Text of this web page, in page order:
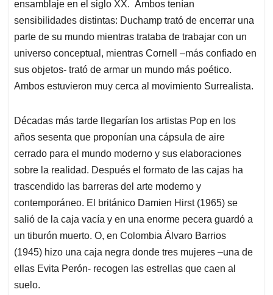
ensamblaje en el siglo XX. Ambos tenían
sensibilidades distintas: Duchamp trató de encerrar una
parte de su mundo mientras trataba de trabajar con un
universo conceptual, mientras Cornell –más confiado en
sus objetos- trató de armar un mundo más poético.
Ambos estuvieron muy cerca al movimiento Surrealista.
Décadas más tarde llegarían los artistas Pop en los
años sesenta que proponían una cápsula de aire
cerrado para el mundo moderno y sus elaboraciones
sobre la realidad. Después el formato de las cajas ha
trascendido las barreras del arte moderno y
contemporáneo. El británico Damien Hirst (1965) se
salió de la caja vacía y en una enorme pecera guardó a
un tiburón muerto. O, en Colombia Álvaro Barrios
(1945) hizo una caja negra donde tres mujeres –una de
ellas Evita Perón- recogen las estrellas que caen al
suelo.